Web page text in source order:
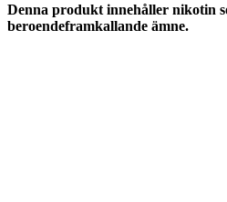
Denna produkt innehåller nikotin
beroendeframkallande ämne.